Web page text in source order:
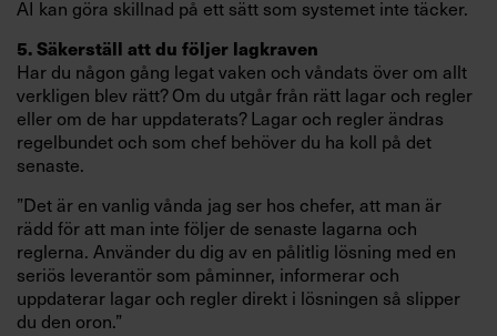
AI kan göra skillnad på ett sätt som systemet inte täcker.
5. Säkerställ att du följer lagkraven
Har du någon gång legat vaken och våndats över om allt
verkligen blev rätt? Om du utgår från rätt lagar och regler
eller om de har uppdaterats? Lagar och regler ändras
regelbundet och som chef behöver du ha koll på det
senaste.
”Det är en vanlig vånda jag ser hos chefer, att man är
rädd för att man inte följer de senaste lagarna och
reglerna. Använder du dig av en pålitlig lösning med en
seriös leverantör som påminner, informerar och
uppdaterar lagar och regler direkt i lösningen så slipper
du den oron.”